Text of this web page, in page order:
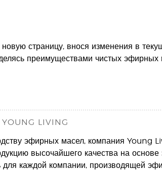
страницу, внося изменения в
преимуществами чистых
LIVING
эфирных масел, компания Young
высочайшего качества на
для каждой компании, производящей